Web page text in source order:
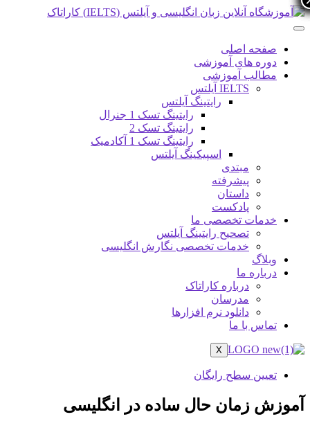
صفحه اصلی
دوره های آموزشی
مطالب آموزشی
IELTS آیلتس
رایتینگ آیلتس
رایتینگ تسک 1 جنرال
رایتینگ تسک 2
رایتینگ تسک 1 آکادمیک
اسپیکینگ آیلتس
مبتدی
پیشرفته
داستان
پادکست
خدمات تخصصی ما
تصحیح رایتینگ آیلتس
خدمات تخصصی نگارش انگلیسی
وبلاگ
درباره ما
درباره کاراتاک
مدرسان
دانلود نرم افزارها
تماس با ما
X
تعیین سطح رایگان
آموزش زمان حال ساده در انگلیسی